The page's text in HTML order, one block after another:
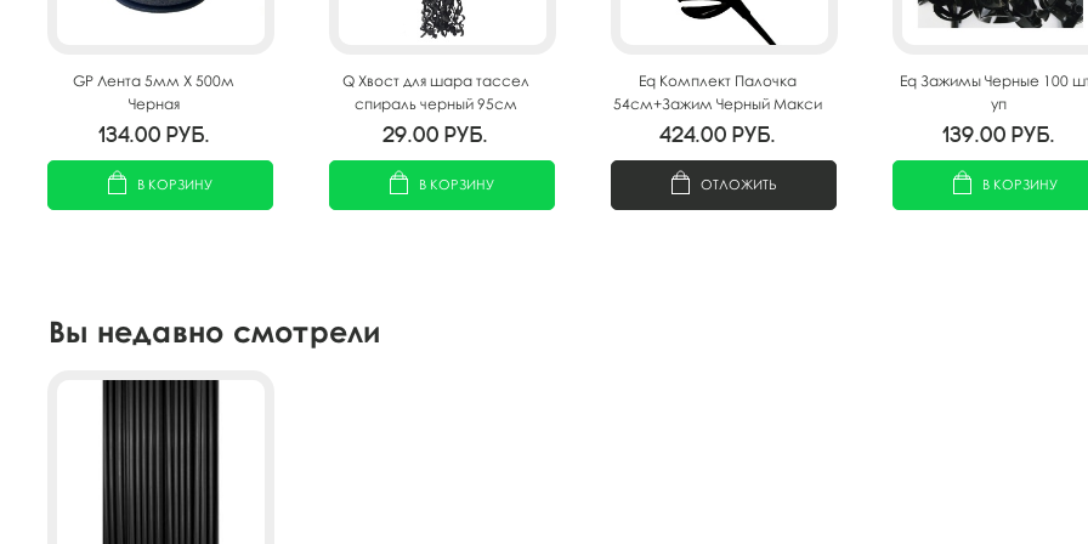
GP Лента 5мм X 500м
Черная
134.00 руб.
В КОРЗИНУ
Q Хвост для шара тассел
спираль черный 95см
29.00 руб.
В КОРЗИНУ
Eq Комплект Палочка
54см+Зажим Черный Макси
40 шт/уп
424.00 руб.
ОТЛОЖИТЬ
Eq Зажимы Черные 100
уп
139.00 руб.
В КОРЗИНУ
Вы недавно смотрели